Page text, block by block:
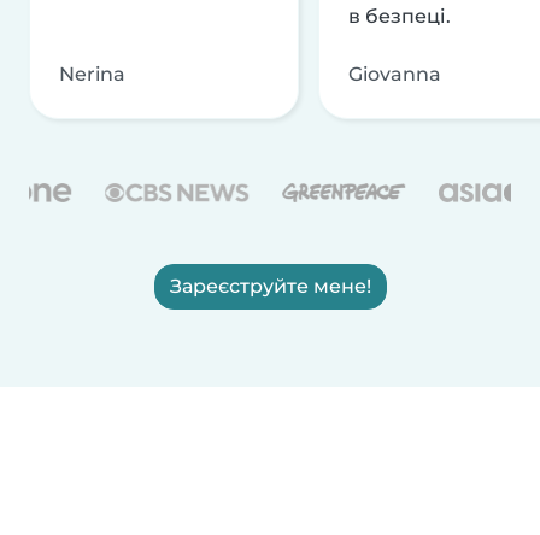
Nerina
в безпеці.
Giovanna
Зареєструйте мене!